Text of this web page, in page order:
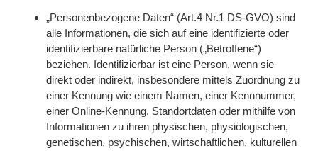
„Personenbezogene Daten“ (Art.4 Nr.1 DS-GVO) sind
alle Informationen, die sich auf eine identifizierte oder
identifizierbare natürliche Person („Betroffene“)
beziehen. Identifizierbar ist eine Person, wenn sie
direkt oder indirekt, insbesondere mittels Zuordnung zu
einer Kennung wie einem Namen, einer Kennnummer,
einer Online-Kennung, Standortdaten oder mithilfe von
Informationen zu ihren physischen, physiologischen,
genetischen, psychischen, wirtschaftlichen, kulturellen